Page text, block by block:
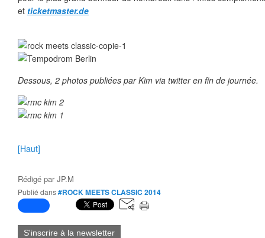
et ticketmaster.de
Dessous, 2 photos publiées par Kim via twitter en fin de journée.
[Haut]
Rédigé parJP.M
Publié dans#ROCK MEETS CLASSIC 2014
S'inscrire à la newsletter